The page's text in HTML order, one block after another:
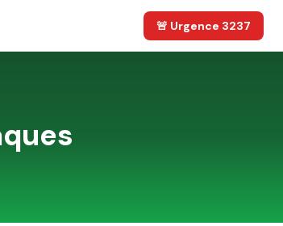
🚨 Urgence 3237